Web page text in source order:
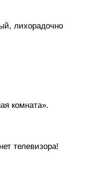
лихорадочно
комната».
телевизора!